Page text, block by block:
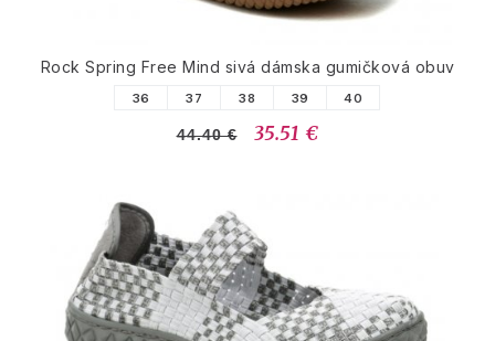
Rock Spring Free Mind sivá dámska gumičková obuv
36 37 38 39 40
44.40 € 35.51 €